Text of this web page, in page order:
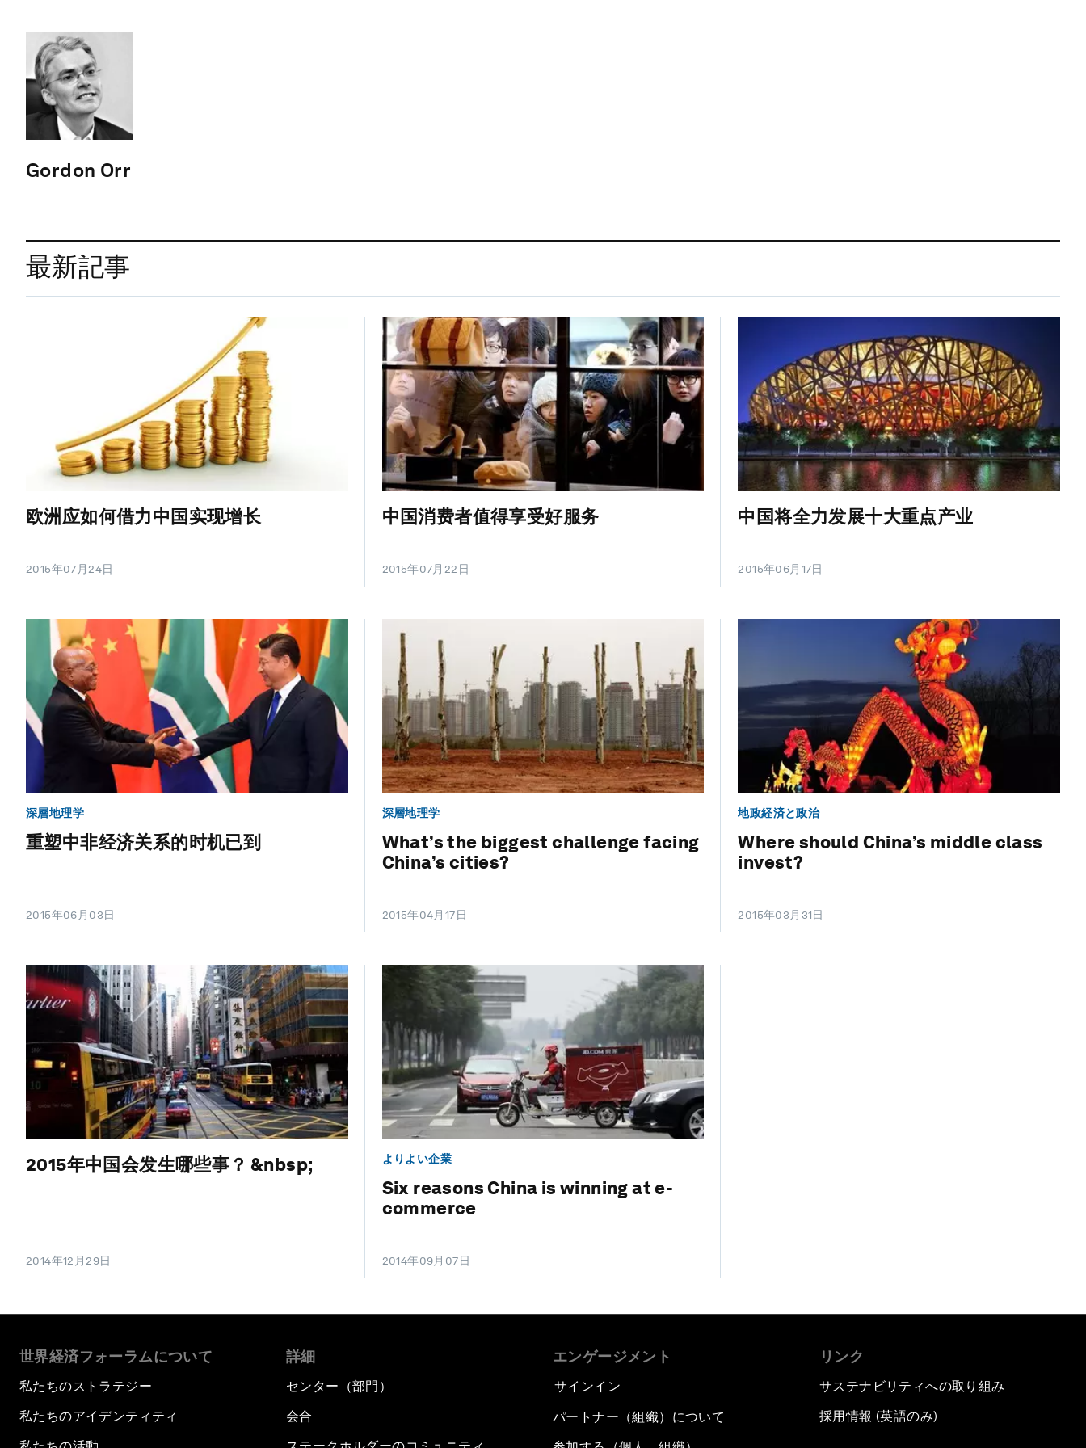
Gordon Orr
最新記事
欧洲应如何借力中国实现增长
2015年07月24日
中国消费者值得享受好服务
2015年07月22日
中国将全力发展十大重点产业
2015年06月17日
深層地理学
重塑中非经济关系的时机已到
2015年06月03日
深層地理学
What’s the biggest challenge facing
China’s cities?
2015年04月17日
地政経済と政治
Where should China’s middle class
invest?
2015年03月31日
2015年中国会发生哪些事？ &nbsp;
2014年12月29日
よりよい企業
Six reasons China is winning at e-
commerce
2014年09月07日
世界経済フォーラムについて
私たちのストラテジー
私たちのアイデンティティ
詳細
センター（部門）
会合
エンゲージメント
サインイン
パートナー（組織）について
リンク
サステナビリティへの取り組み
採用情報 (英語のみ)